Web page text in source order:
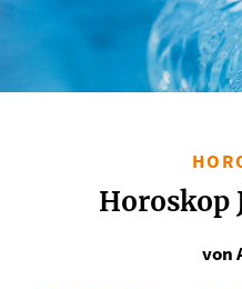
Horoskop
von